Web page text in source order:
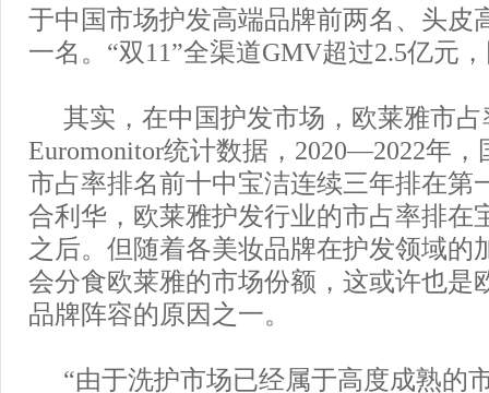
于中国市场护发高端品牌前两名、头皮
一名。“双11”全渠道GMV超过2.5亿元
其实，在中国护发市场，欧莱雅市
Euromonitor统计数据，2020—2022年，
市占率排名前十中宝洁连续三年排在第
合利华，欧莱雅护发行业的市占率排在
之后。但随着各美妆品牌在护发领域的
会分食欧莱雅的市场份额，这或许也是
品牌阵容的原因之一。
“由于洗护市场已经属于高度成熟的